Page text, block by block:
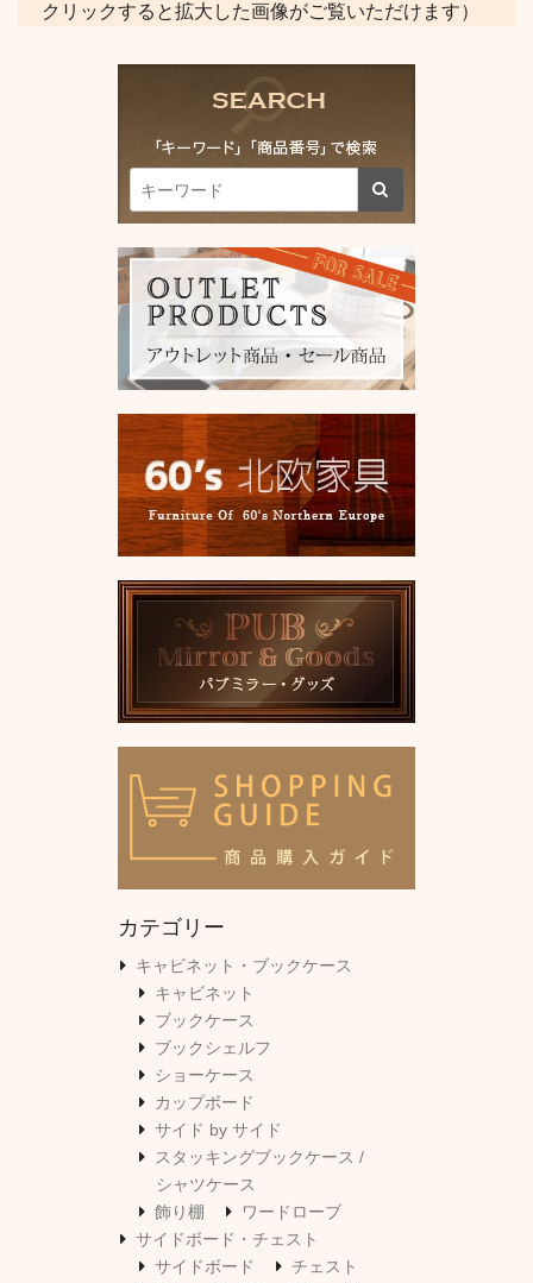
クリックすると拡大した画像がご覧いただけます）
カテゴリー
キャビネット・ブックケース
キャビネット
ブックケース
ブックシェルフ
ショーケース
カップボード
サイド by サイド
スタッキングブックケース /
シャツケース
飾り棚
ワードローブ
サイドボード・チェスト
サイドボード
チェスト